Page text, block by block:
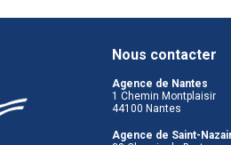
Nous contacter
Agence de Nantes
1 Chemin Montplaisir
44100 Nantes
Agence de Saint-